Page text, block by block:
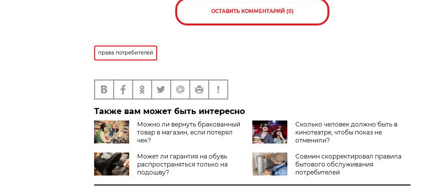
ОСТАВИТЬ КОММЕНТАРИЙ (0)
права потребителей
Также вам может быть интересно
Можно ли вернуть бракованный
товар в магазин, если потерял
чек?
Сколько человек должно быть в
кинотеатре, чтобы показ не
отменили?
Может ли гарантия на обувь
распространяться только на
подошву?
Совмин скорректировал правила
бытового обслуживания
потребителей